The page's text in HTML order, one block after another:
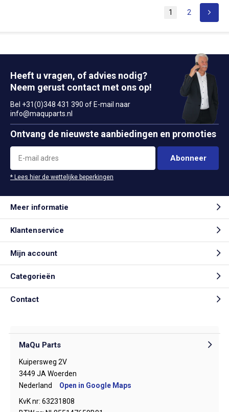
1 2
Heeft u vragen, of advies nodig?
Neem gerust contact met ons op!
Bel +31(0)348 431 390 of E-mail naar
info@maquparts.nl
Ontvang de nieuwste aanbiedingen en promoties
Abonneer
* Lees hier de wettelijke beperkingen
Meer informatie
Klantenservice
Mijn account
Categorieën
Contact
MaQu Parts
Kuipersweg 2V
3449 JA Woerden
Nederland
Open in Google Maps
KvK nr: 63231808